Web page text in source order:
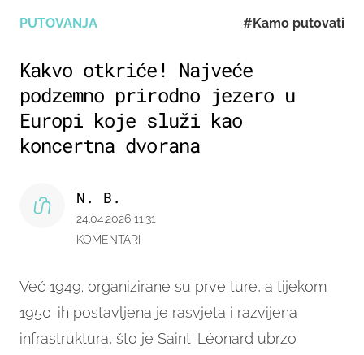
PUTOVANJA #Kamo putovati
Kakvo otkriće! Najveće
podzemno prirodno jezero u
Europi koje služi kao
koncertna dvorana
Već 1949. organizirane su prve ture, a tijekom
1950-ih postavljena je rasvjeta i razvijena
infrastruktura, što je Saint-Léonard ubrzo
N. B.
24.04.2026 11:31
KOMENTARI